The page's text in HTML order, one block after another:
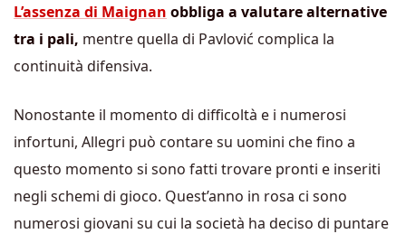
L’assenza di Maignan obbliga a valutare alternative
tra i pali, mentre quella di Pavlović complica la
continuità difensiva.
Nonostante il momento di difficoltà e i numerosi
infortuni, Allegri può contare su uomini che fino a
questo momento si sono fatti trovare pronti e inseriti
negli schemi di gioco. Quest’anno in rosa ci sono
numerosi giovani su cui la società ha deciso di puntare